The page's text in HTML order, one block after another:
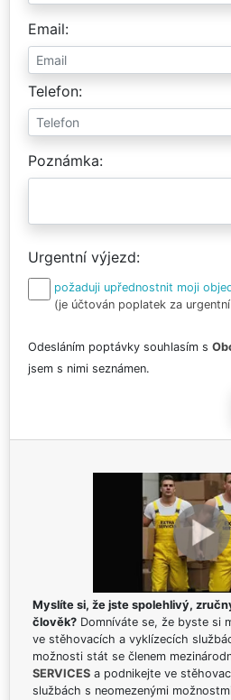
Email
Telefon
Poznámka
Urgentní výjezd
požaduji upřednostnit moji
(je účtován poplatek za
Odesláním poptávky souhlasím s
jsem s nimi seznámen.
Myslíte si, že jste spolehlivý,
člověk? Domníváte se, že byste si
ve stěhovacích a vyklízecích
možnosti stát se členem
SERVICES a podnikejte ve
službách s neomezenými